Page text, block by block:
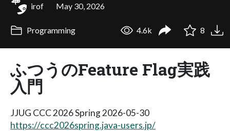
irof May 30, 2026
Programming 4.6k 8
ふつうのFeature Flag実践
入門
JJUG CCC 2026 Spring 2026-05-30
https://ccc2026spring.java-users.jp/